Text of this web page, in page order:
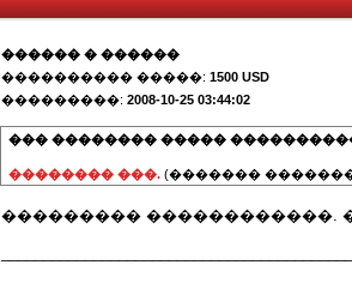
������ � ������
���������� �����: 1500 USD
���������: 2008-10-25 03:44:02
��� �������� �����
�������� ���. (�������
��������� ������������.